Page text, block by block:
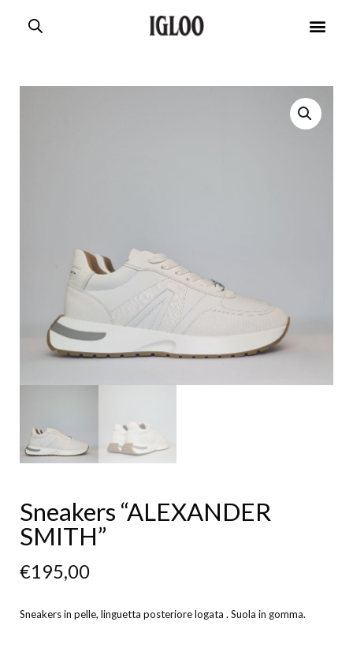
Sneakers “ALEXANDER
SMITH”
€195,00
Sneakers in pelle, linguetta posteriore logata . Suola in gomma.